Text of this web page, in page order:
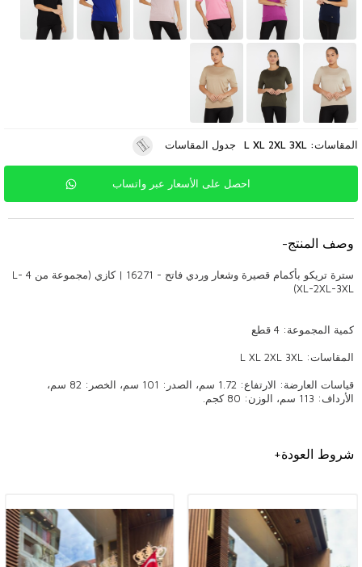
المقاسات: L XL 2XL 3XL جدول المقاسات
احصل على الأسعار عبر واتساب
وصف المنتج-
سترة تريكو بأكمام قصيرة وشعار وردي فاتح - 16271 | كازي (مجموعة من 4 L-
XL-2XL-3XL)
كمية المجموعة: 4 قطع
المقاسات: L XL 2XL 3XL
قياسات العارضة: الارتفاع: 1.72 سم، الصدر: 101 سم، الخصر: 82 سم،
الأرداف: 113 سم، الوزن: 80 كجم.
التريكو هو منتج يظل دائمًا مشهورًا في الملابس النسائية ويجذب الانتباه
هذه المنتجات، التي تعد أيضًا المفضلة لدى أصحاب متاجر البيع بالجملة، من بين
قطع الموضة التي لا غنى عنها. تعد الأناقة والراحة التي توفرها الملابس
المحبوكة من أكثر المنتجات العصرية التي يمكن للمرأة اختيارها في جميع
الفصول.
شروط العودة+